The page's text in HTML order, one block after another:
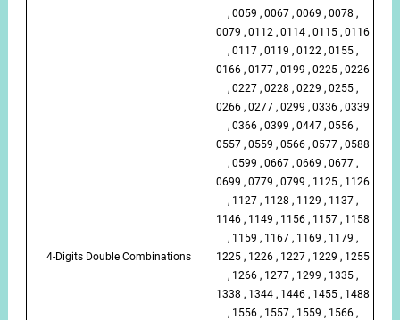
4-Digits Double Combinations
, 0059 , 0067 , 0069 , 0078 ,
0079 , 0112 , 0114 , 0115 , 0116
, 0117 , 0119 , 0122 , 0155 ,
0166 , 0177 , 0199 , 0225 , 0226
, 0227 , 0228 , 0229 , 0255 ,
0266 , 0277 , 0299 , 0336 , 0339
, 0366 , 0399 , 0447 , 0556 ,
0557 , 0559 , 0566 , 0577 , 0588
, 0599 , 0667 , 0669 , 0677 ,
0699 , 0779 , 0799 , 1125 , 1126
, 1127 , 1128 , 1129 , 1137 ,
1146 , 1149 , 1156 , 1157 , 1158
, 1159 , 1167 , 1169 , 1179 ,
1225 , 1226 , 1227 , 1229 , 1255
, 1266 , 1277 , 1299 , 1335 ,
1338 , 1344 , 1446 , 1455 , 1488
, 1556 , 1557 , 1559 , 1566 ,